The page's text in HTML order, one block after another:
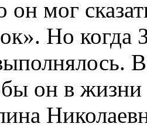
он мог
Но когда
он в жизни